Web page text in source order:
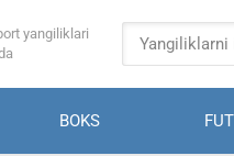
yangiliklari
BOKS